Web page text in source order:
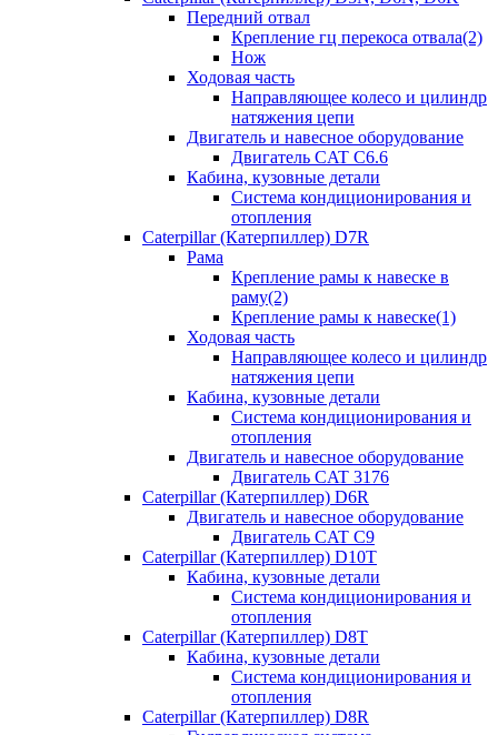
Передний отвал
Крепление гц перекоса отвала(2)
Нож
Ходовая часть
Направляющее колесо и цилиндр
натяжения цепи
Двигатель и навесное оборудование
Двигатель CAT C6.6
Кабина, кузовные детали
Система кондиционирования и
отопления
Caterpillar (Катерпиллер) D7R
Рама
Крепление рамы к навеске в
раму(2)
Крепление рамы к навеске(1)
Ходовая часть
Направляющее колесо и цилиндр
натяжения цепи
Кабина, кузовные детали
Система кондиционирования и
отопления
Двигатель и навесное оборудование
Двигатель CAT 3176
Caterpillar (Катерпиллер) D6R
Двигатель и навесное оборудование
Двигатель CAT C9
Caterpillar (Катерпиллер) D10T
Кабина, кузовные детали
Система кондиционирования и
отопления
Caterpillar (Катерпиллер) D8T
Кабина, кузовные детали
Система кондиционирования и
отопления
Caterpillar (Катерпиллер) D8R